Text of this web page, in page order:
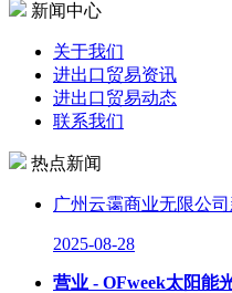
新闻中心
关于我们
进出口贸易资讯
进出口贸易动态
联系我们
热点新闻
广州云霭商业无限公
2025-08-28
营业 - OFweek太阳能